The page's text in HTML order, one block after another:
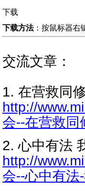
下载
下载方法：按鼠标器右
交流文章：
1. 在营救同
http://
会--在营救同
2. 心中有法
http://
会--心中有法